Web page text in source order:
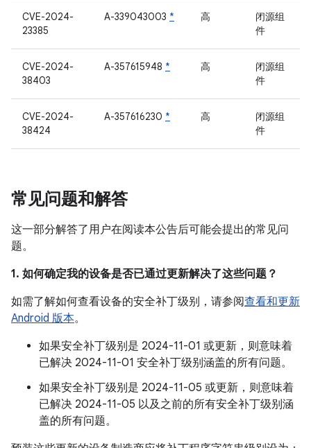
CVE-2024-
23385
A-339043003 * 高
闭源组
件
CVE-2024-
38403
A-357615948 * 高
闭源组
件
CVE-2024-
38424
A-357616230 * 高
闭源组
件
常见问题和解答
这一部分解答了用户在阅读本公告后可能会提出的常见问
题。
1. 如何确定我的设备是否已通过更新解决了这些问题？
如需了解如何查看设备的安全补丁级别，请参阅查看和更新
Android 版本。
如果安全补丁级别是 2024-11-01 或更新，则意味着
已解决 2024-11-01 安全补丁级别涵盖的所有问题。
如果安全补丁级别是 2024-11-05 或更新，则意味着
已解决 2024-11-05 以及之前的所有安全补丁级别涵
盖的所有问题。